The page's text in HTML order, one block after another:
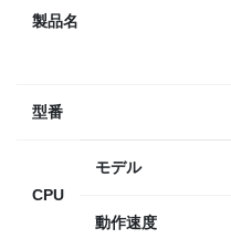
製品名
型番
CPU
モデル
動作速度